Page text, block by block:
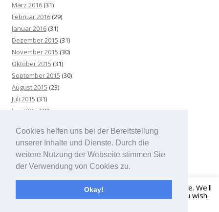
Cookies helfen uns bei der Bereitstellung
unserer Inhalte und Dienste. Durch die
weitere Nutzung der Webseite stimmen Sie
der Verwendung von Cookies zu.
Okay!
März 2016 (31)
Februar 2016 (29)
Januar 2016 (31)
Dezember 2015 (31)
November 2015 (30)
Oktober 2015 (31)
September 2015 (30)
August 2015 (23)
Juli 2015 (31)
Juni 2015 (30)
April 2015(31)
März 2015 (31)
This website uses cookies to improve your experience. We'll
assume you're ok with this, but you can opt-out if you wish.